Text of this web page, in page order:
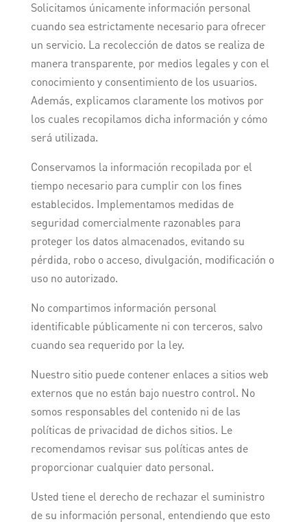
Solicitamos únicamente información personal
cuando sea estrictamente necesario para ofrecer
un servicio. La recolección de datos se realiza de
manera transparente, por medios legales y con el
conocimiento y consentimiento de los usuarios.
Además, explicamos claramente los motivos por
los cuales recopilamos dicha información y cómo
será utilizada.
Conservamos la información recopilada por el
tiempo necesario para cumplir con los fines
establecidos. Implementamos medidas de
seguridad comercialmente razonables para
proteger los datos almacenados, evitando su
pérdida, robo o acceso, divulgación, modificación o
uso no autorizado.
No compartimos información personal
identificable públicamente ni con terceros, salvo
cuando sea requerido por la ley.
Nuestro sitio puede contener enlaces a sitios web
externos que no están bajo nuestro control. No
somos responsables del contenido ni de las
políticas de privacidad de dichos sitios. Le
recomendamos revisar sus políticas antes de
proporcionar cualquier dato personal.
Usted tiene el derecho de rechazar el suministro
de su información personal, entendiendo que esto